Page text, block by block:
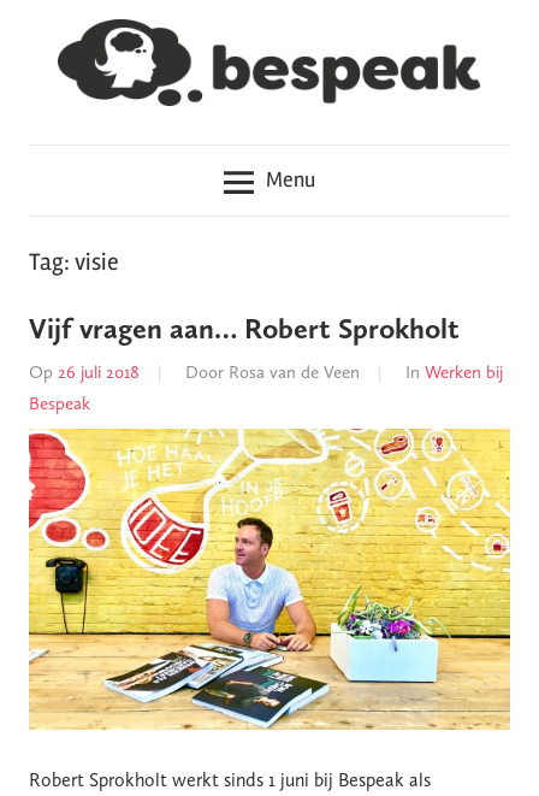
in
hoofd?
Menu
Tag: visie
Vijf vragen aan… Robert Sprokholt
Op 26 juli 2018 Door Rosa van de Veen In Werken bij
Bespeak
Robert Sprokholt werkt sinds 1 juni bij Bespeak als